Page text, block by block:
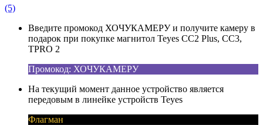
(5)
Введите промокод ХОЧУКАМЕРУ и получите камеру в
подарок при покупке магнитол Teyes CC2 Plus, CC3,
TPRO 2
Промокод: ХОЧУКАМЕРУ
На текущий момент данное устройство является
передовым в линейке устройств Teyes
Флагман